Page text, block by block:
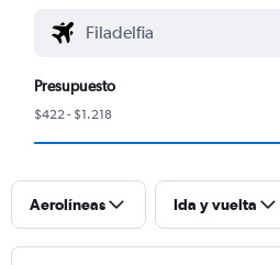
Presupuesto
$422 - $1.218
Aerolíneas Ida y vuelta